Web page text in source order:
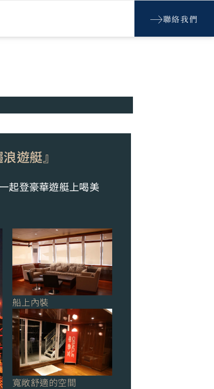
聯絡我們
遊艇』
起登豪華遊艇上喝美
船上內裝
寬敞舒適的空間